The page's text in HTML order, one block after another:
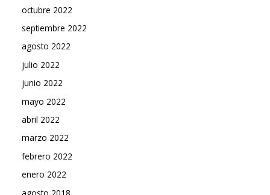
octubre 2022
septiembre 2022
agosto 2022
julio 2022
junio 2022
mayo 2022
abril 2022
marzo 2022
febrero 2022
enero 2022
agosto 2018